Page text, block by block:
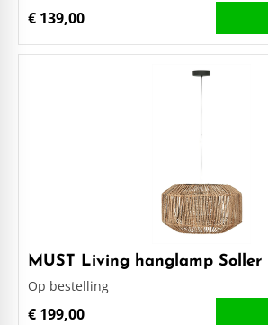
€ 139,00
MUST Living hanglamp Soller
Op bestelling
€ 199,00